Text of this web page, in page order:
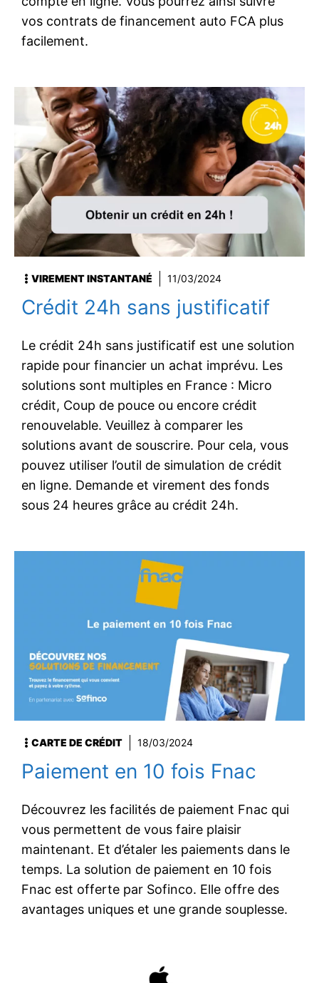
vos contrats de financement auto FCA plus
facilement.
VIREMENT INSTANTANÉ 11/03/2024
Crédit 24h sans justificatif
Le crédit 24h sans justificatif est une solution
rapide pour financier un achat imprévu. Les
solutions sont multiples en France : Micro
crédit, Coup de pouce ou encore crédit
renouvelable. Veuillez à comparer les
solutions avant de souscrire. Pour cela, vous
pouvez utiliser l’outil de simulation de crédit
en ligne. Demande et virement des fonds
sous 24 heures grâce au crédit 24h.
CARTE DE CRÉDIT 18/03/2024
Paiement en 10 fois Fnac
Découvrez les facilités de paiement Fnac qui
vous permettent de vous faire plaisir
maintenant. Et d’étaler les paiements dans le
temps. La solution de paiement en 10 fois
Fnac est offerte par Sofinco. Elle offre des
avantages uniques et une grande souplesse.